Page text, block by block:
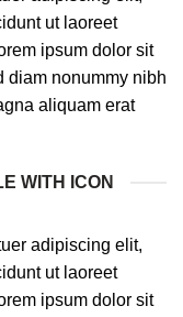
ut laoreet
ipsum dolor sit
diam nonummy nibh
aliquam erat
WITH ICON
adipiscing elit,
ut laoreet
ipsum dolor sit